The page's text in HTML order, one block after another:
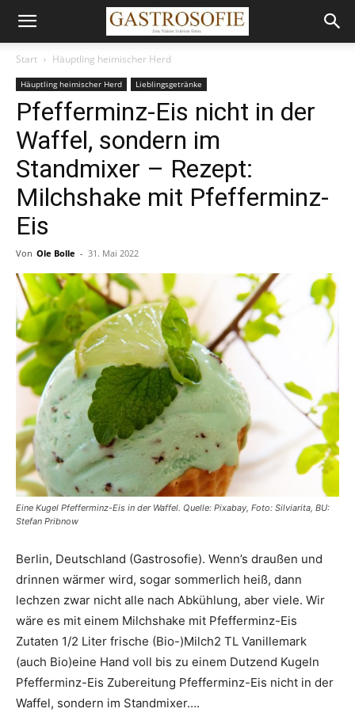
Start Häuptling heimischer Herd
Häuptling heimischer Herd Lieblingsgetränke
Pfefferminz-Eis nicht in der
Waffel, sondern im
Standmixer – Rezept:
Milchshake mit Pfefferminz-
Eis
Von Ole Bolle - 31. Mai 2022
Eine Kugel Pfefferminz-Eis in der Waffel. Quelle: Pixabay, Foto: Silviarita, BU:
Stefan Pribnow
Berlin, Deutschland (Gastrosofie). Wenn’s draußen und
drinnen wärmer wird, sogar sommerlich heiß, dann
lechzen zwar nicht alle nach Abkühlung, aber viele. Wir
wäre es mit einem Milchshake mit Pfefferminz-Eis
Zutaten 1/2 Liter frische (Bio-)Milch2 TL Vanillemark
(auch Bio)eine Hand voll bis zu einem Dutzend Kugeln
Pfefferminz-Eis Zubereitung Pfefferminz-Eis nicht in der
Waffel, sondern im Standmixer….